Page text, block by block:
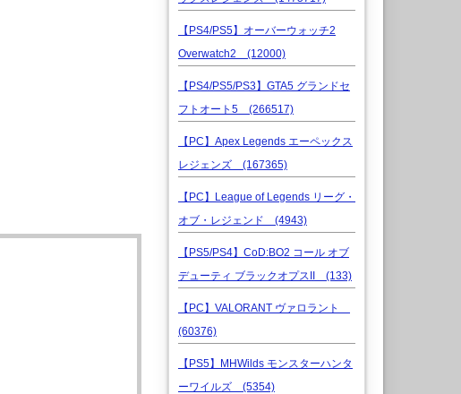
【PS4/PS5】オーバーウォッチ2
Overwatch2 (12000)
【PS4/PS5/PS3】GTA5 グランドセ
フトオート5 (266517)
【PC】Apex Legends エーペックス
レジェンズ (167365)
【PC】League of Legends リーグ・
オブ・レジェンド (4943)
【PS5/PS4】CoD:BO2 コール オブ
デューティ ブラックオプスII (133)
【PC】VALORANT ヴァロラント
(60376)
【PS5】MHWilds モンスターハンタ
ーワイルズ (5354)